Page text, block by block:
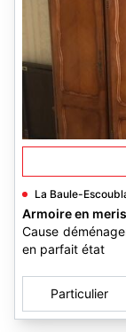
La Baule-
Armoire en
Cause
en parfait état
Particulier